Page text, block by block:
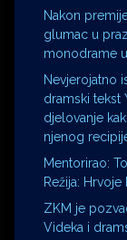
Nakon
glumac u
monodrame
Nevjerojatno
dramski tekst
djelovanje
njenog
Mentorirao:
Režija: Hrvoje
ZKM je
Videka i